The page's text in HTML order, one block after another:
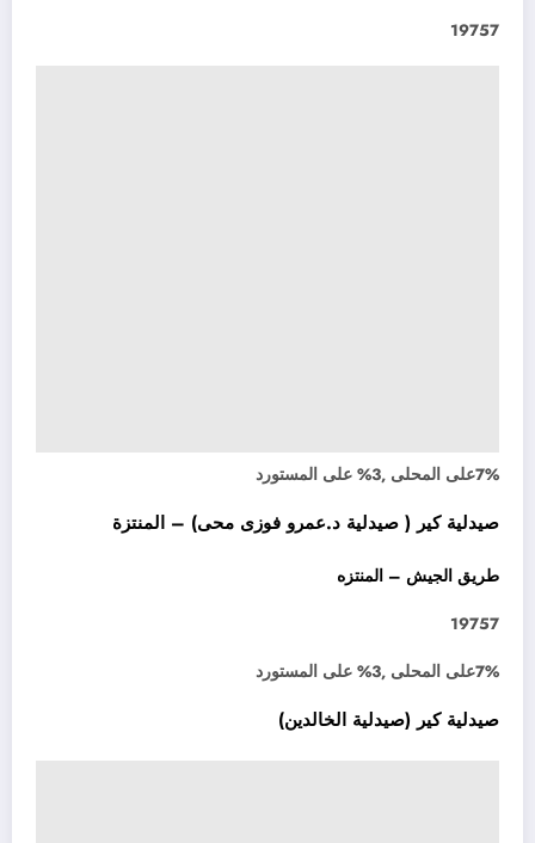
19757
7%على المحلى ,3% على المستورد
صيدلية كير ( صيدلية د.عمرو فوزى محى) – المنتزة
طريق الجيش – المنتزه
19757
7%على المحلى ,3% على المستورد
صيدلية كير (صيدلية الخالدين)